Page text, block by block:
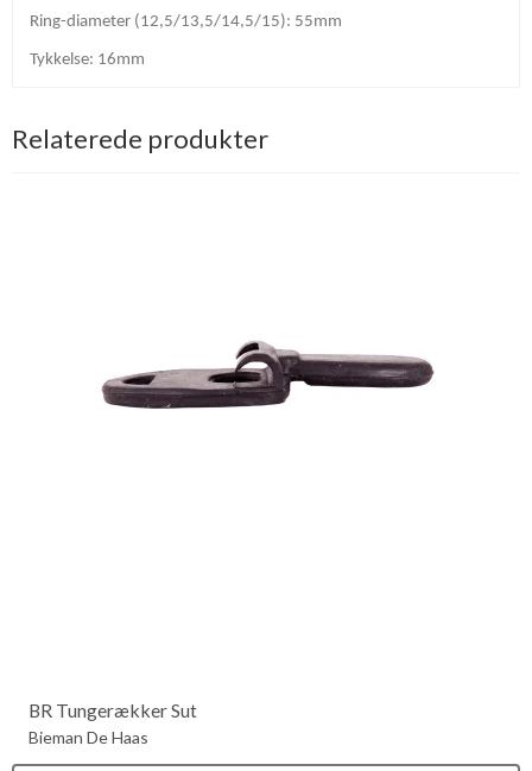
Ring-diameter (12,5/13,5/14,5/15): 55mm
Tykkelse: 16mm
Relaterede produkter
BR Tungerækker Sut
Bieman De Haas